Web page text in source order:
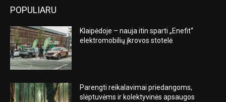
POPULIARU
Klaipėdoje – nauja itin sparti „Enefit“
elektromobilių įkrovos stotelė
Parengti reikalavimai priedangoms,
slėptuvėms ir kolektyvinės apsaugos